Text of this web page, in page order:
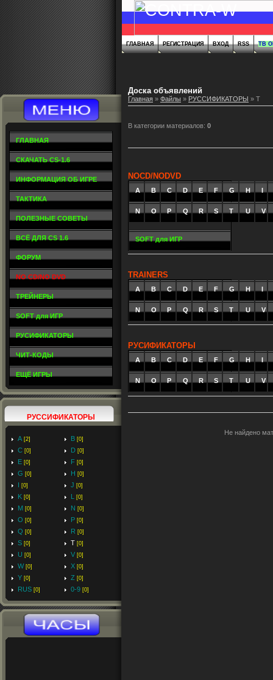
ГЛАВНАЯ
СКАЧАТЬ CS-1.6
ИНФОРМАЦИЯ ОБ ИГРЕ
ТАКТИКА
ПОЛЕЗНЫЕ СОВЕТЫ
ВСЁ ДЛЯ CS 1.6
ФОРУМ
NO CD/NO DVD
ТРЕЙНЕРЫ
SOFT для ИГР
РУСИФИКАТОРЫ
ЧИТ-КОДЫ
ЕЩЁ ИГРЫ
РУССИФИКАТОРЫ
A [2] B [0]
C [0] D [0]
E [0] F [0]
G [0] H [0]
I [0] J [0]
K [0] L [0]
M [0] N [0]
O [0] P [0]
Q [0] R [0]
S [0] T [0]
U [0] V [0]
W [0] X [0]
Y [0] Z [0]
RUS [0] 0-9 [0]
ГЛАВНАЯ РЕГИСТРАЦИЯ ВХОД RSS ТВ
Доска объявлений
Главная » Файлы » РУССИФИКАТОРЫ » T
В категории материалов: 0
NOCD/NODVD
A B C D E F G H I
N O P Q R S T U V
SOFT для ИГР
TRAINERS
A B C D E F G H I
N O P Q R S T U V
РУСИФИКАТОРЫ
A B C D E F G H
N O P Q R S T U V
Не найдено